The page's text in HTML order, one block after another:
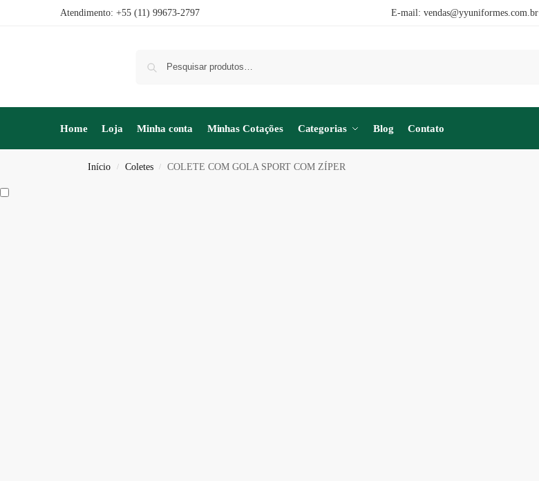
Atendimento: +55 (11) 99673-2797 E-mail: vendas@yyuniformes.com.br
Home Loja Minha conta Minhas Cotações Categorias Blog Contato
Início / Coletes / COLETE COM GOLA SPORT COM ZÍPER